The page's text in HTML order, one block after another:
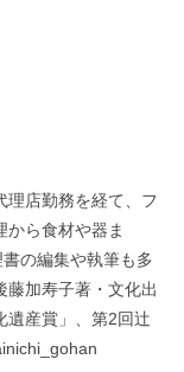
理店勤務を経て、フ
から食材や器ま
の編集や執筆も多
藤加寿子著・文化出
遺産賞」、第2回辻